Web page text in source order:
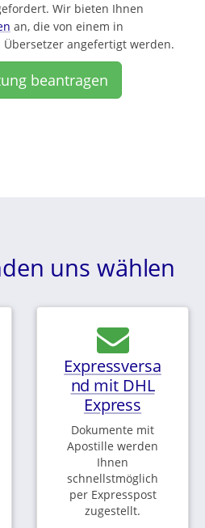
Wir bieten Ihnen
an, die von einem in
angefertigt werden.
beantragen
uns wählen
Expressversa
nd mit DHL
Express
Dokumente mit
Apostille werden
Ihnen
schnellstmöglich
per Expresspost
zugestellt.